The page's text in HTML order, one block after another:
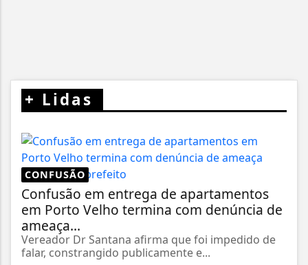
+ Lidas
CONFUSÃO
Confusão em entrega de apartamentos
em Porto Velho termina com denúncia de
ameaça...
Vereador Dr Santana afirma que foi impedido de
falar, constrangido publicamente e...